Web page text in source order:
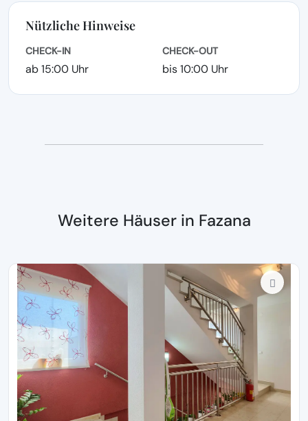
Nützliche Hinweise
CHECK-IN
ab 15:00 Uhr
CHECK-OUT
bis 10:00 Uhr
Weitere Häuser in Fazana